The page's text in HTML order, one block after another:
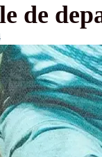
de